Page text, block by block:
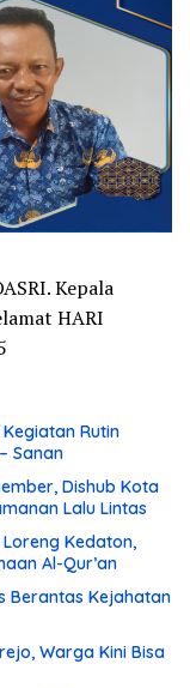
Kepala
HARI
Rutin
Sanan
Dishub Kota
Lalu Lintas
Kedaton,
Al-Qur’an
Berantas Kejahatan
Warga Kini Bisa